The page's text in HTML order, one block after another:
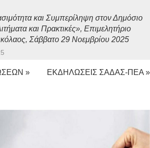
και Συμπερίληψη στον Δημόσιο
και Πρακτικές», Επιμελητήριο
Σάββατο 29 Νοεμβρίου 2025
» ΕΚΔΗΛΩΣΕΙΣ ΣΑΔΑΣ-ΠΕΑ »